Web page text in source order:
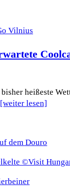
heißeste
[weiter lesen]
dem Douro